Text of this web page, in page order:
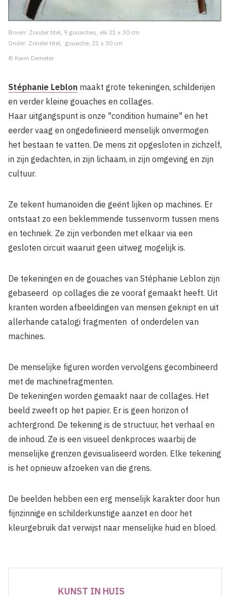
Boven: Zonder titel, 9 gouaches, elk 21 x 30 cm
Onder: Zonder titel, gouache, 21 x 30 cm
© Karin Demeter
Stéphanie Leblon maakt grote tekeningen, schilderijen
en verder kleine gouaches en collages.
Haar uitgangspunt is onze "condition humaine" en het
eerder vaag en ongedefinieerd menselijk onvermogen
het bestaan te vatten. De mens zit opgesloten in zichzelf,
in zijn gedachten, in zijn lichaam, in zijn omgeving en zijn
cultuur.
Ze tekent humanoïden die geënt lijken op machines. Er
ontstaat zo een beklemmende tussenvorm tussen mens
en techniek. Ze zijn verbonden met elkaar via een
gesloten circuit waaruit geen uitweg mogelijk is.
De tekeningen en de gouaches van Stéphanie Leblon zijn
gebaseerd op collages die ze vooraf gemaakt heeft. Uit
kranten worden afbeel­dingen van mensen geknipt en uit
allerhande catalogi fragmenten of onderdelen van
machines.
De menselijke figuren worden vervolgens gecombineerd
met de machinefragmenten.
De tekeningen worden gemaakt naar de collages. Het
beeld zweeft op het papier. Er is geen horizon of
achtergrond. De tekening is de structuur, het verhaal en
de inhoud. Ze is een visueel denkproces waarbij de
menselijke grenzen gevisualiseerd worden. Elke tekening
is het opnieuw afzoeken van die grens.
De beelden hebben een erg menselijk karakter door hun
fijnzinnige en schilderkunstige aanzet en door het
kleurgebruik dat verwijst naar menselijke huid en bloed.
KUNST IN HUIS